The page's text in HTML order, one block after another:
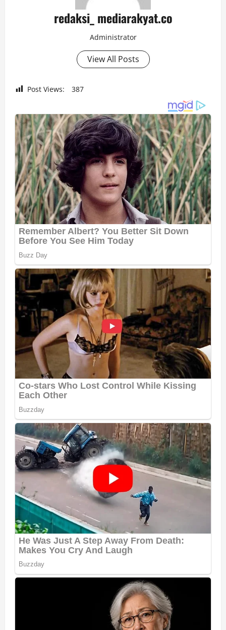
redaksi_ mediarakyat.co
Administrator
View All Posts
Post Views: 387